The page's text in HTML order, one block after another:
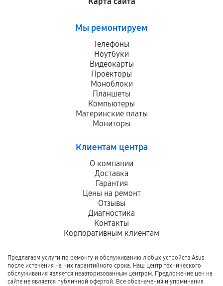
Мы ремонтируем
Телефоны
Ноутбуки
Видеокарты
Проекторы
Моноблоки
Планшеты
Компьютеры
Материнские платы
Мониторы
Клиентам центра
О компании
Доставка
Гарантия
Цены на ремонт
Отзывы
Диагностика
Контакты
Корпоративным клиентам
Предлагаем услуги по ремонту и обслуживанию любых устройств Asus
после истечения на них гарантийного срока. Наш центр технического
обслуживания является неавторизованным центром. Предложение цен на
сайте не является публичной офертой. Все обозначения и упоминания